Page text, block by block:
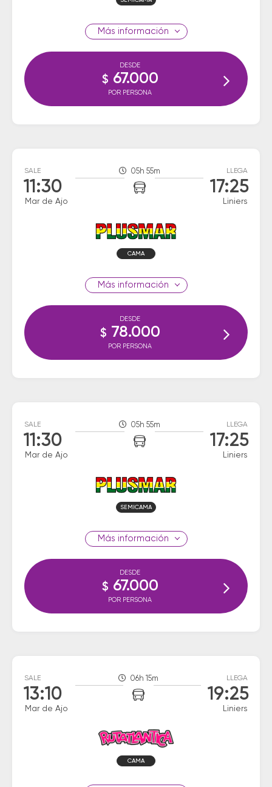
información
DESDE
$ 67.000
POR PERSONA
SALE
11:30
Mar de Ajo
05h 55m LLEGA
17:25
Liniers
CAMA
información
DESDE
$ 78.000
POR PERSONA
SALE
11:30
Mar de Ajo
05h 55m LLEGA
17:25
Liniers
SEMICAMA
información
DESDE
$ 67.000
POR PERSONA
SALE
13:10
Mar de Ajo
06h 15m LLEGA
19:25
Liniers
CAMA